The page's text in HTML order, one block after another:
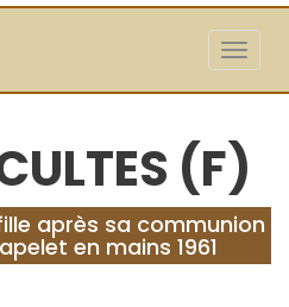
(F)
après sa communion
en mains 1961